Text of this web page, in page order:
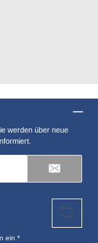
werden über neue
ein*